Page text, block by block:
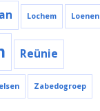
Lochem Loenen
Reünie
Zabedogroep